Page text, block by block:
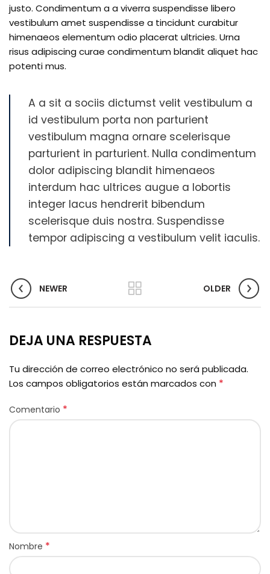
justo. Condimentum a a viverra suspendisse libero
vestibulum amet suspendisse a tincidunt curabitur
himenaeos elementum odio placerat ultricies. Urna
risus adipiscing curae condimentum blandit aliquet hac
potenti mus.
A a sit a sociis dictumst velit vestibulum a
id vestibulum porta non parturient
vestibulum magna ornare scelerisque
parturient in parturient. Nulla condimentum
dolor adipiscing blandit himenaeos
interdum hac ultrices augue a lobortis
integer lacus hendrerit bibendum
scelerisque duis nostra. Suspendisse
tempor adipiscing a vestibulum velit iaculis.
NEWER OLDER
DEJA UNA RESPUESTA
Tu dirección de correo electrónico no será publicada.
Los campos obligatorios están marcados con *
Comentario *
Nombre *